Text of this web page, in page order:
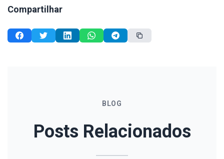
Compartilhar
BLOG
Posts Relacionados